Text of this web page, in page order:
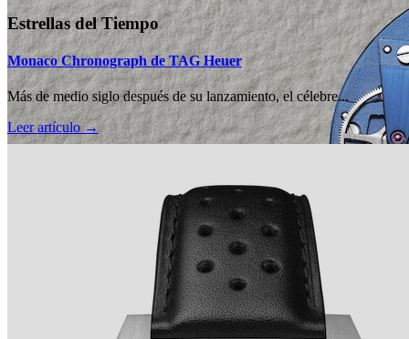
Estrellas del Tiempo
Monaco Chronograph de TAG Heuer
Más de medio siglo después de su lanzamiento, el célebre...
Leer artículo →